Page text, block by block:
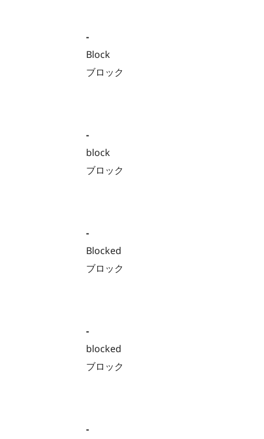
-
Block
ブロック
-
block
ブロック
-
Blocked
ブロック
-
blocked
ブロック
-